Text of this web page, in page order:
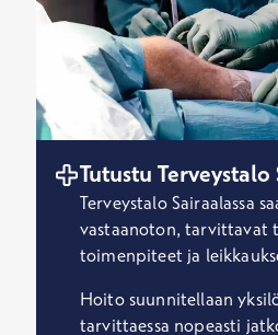
Tutustu
Terveystalo Sairaalassa
vastaanoton, tarvittavat
toimenpiteet ja
Hoito suunnitellaan
tarvittaessa nopeasti